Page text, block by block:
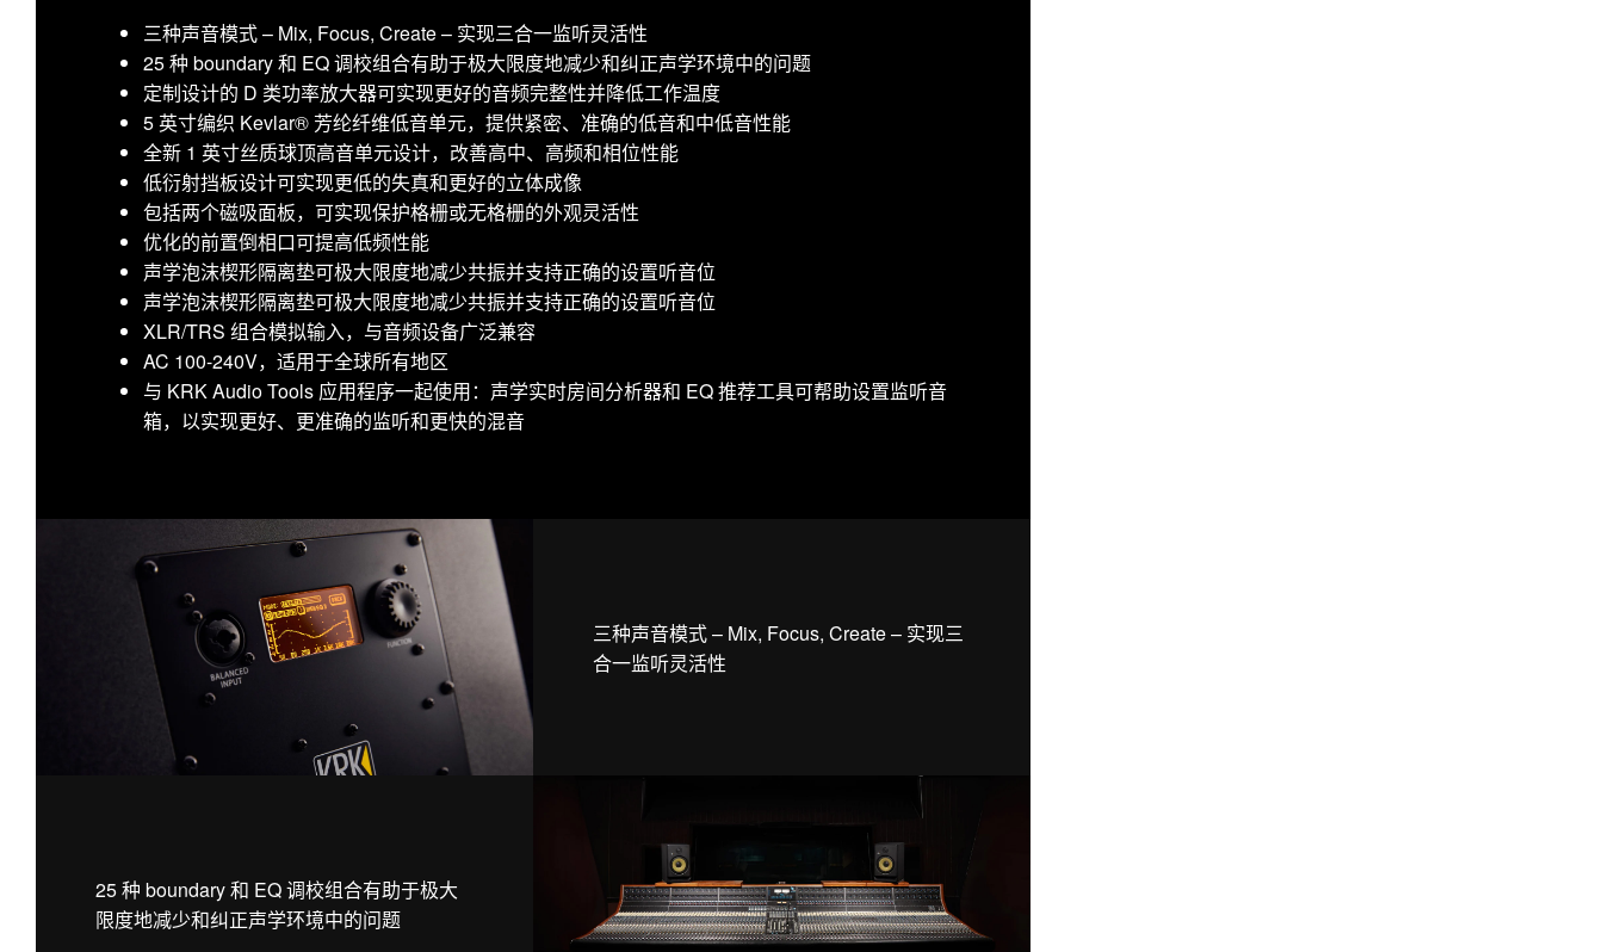
三种声音模式 – Mix, Focus, Create – 实现三合一监听灵活性
25 种 boundary 和 EQ 调校组合有助于极大限度地减少和纠正声学环境中的问题
定制设计的 D 类功率放大器可实现更好的音频完整性并降低工作温度
5 英寸编织 Kevlar® 芳纶纤维低音单元，提供紧密、准确的低音和中低音性能
全新 1 英寸丝质球顶高音单元设计，改善高中、高频和相位性能
低衍射挡板设计可实现更低的失真和更好的立体成像
包括两个磁吸面板，可实现保护格栅或无格栅的外观灵活性
优化的前置倒相口可提高低频性能
声学泡沫楔形隔离垫可极大限度地减少共振并支持正确的设置听音位
声学泡沫楔形隔离垫可极大限度地减少共振并支持正确的设置听音位
XLR/TRS 组合模拟输入，与音频设备广泛兼容
AC 100-240V，适用于全球所有地区
与 KRK Audio Tools 应用程序一起使用：声学实时房间分析器和 EQ 推荐工具可帮助设置监听音
箱，以实现更好、更准确的监听和更快的混音
三种声音模式 – Mix, Focus, Create – 实现三
合一监听灵活性
25 种 boundary 和 EQ 调校组合有助于极大
限度地减少和纠正声学环境中的问题